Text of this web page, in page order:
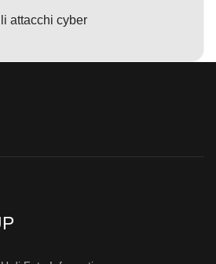
attacchi cyber